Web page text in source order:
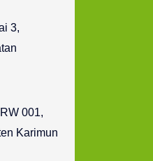
3,
001,
Karimun